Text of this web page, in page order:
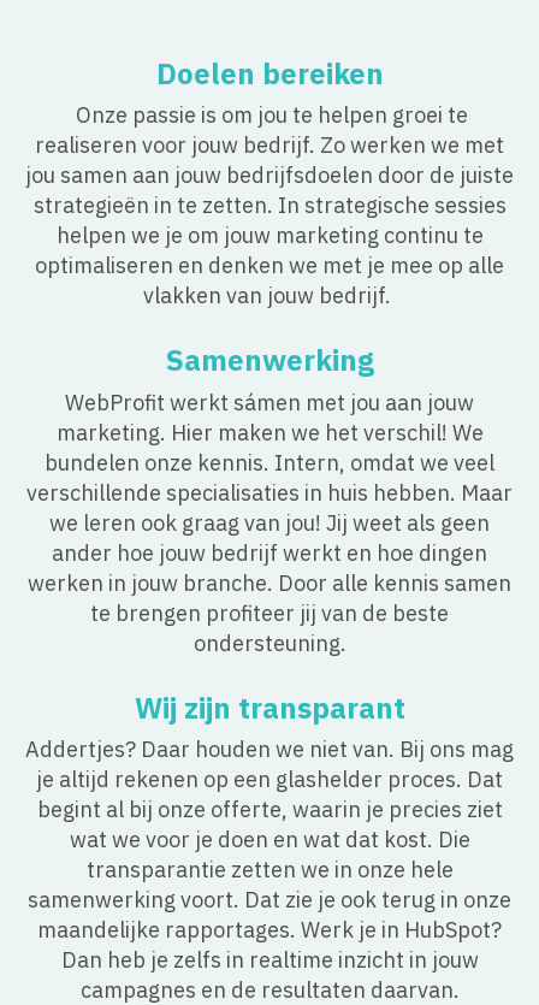
Doelen bereiken
Onze passie is om jou te helpen groei te
realiseren voor jouw bedrijf. Zo werken we met
jou samen aan jouw bedrijfsdoelen door de juiste
strategieën in te zetten. In strategische sessies
helpen we je om jouw marketing continu te
optimaliseren en denken we met je mee op alle
vlakken van jouw bedrijf.
Samenwerking
WebProfit werkt sámen met jou aan jouw
marketing. Hier maken we het verschil! We
bundelen onze kennis. Intern, omdat we veel
verschillende specialisaties in huis hebben. Maar
we leren ook graag van jou! Jij weet als geen
ander hoe jouw bedrijf werkt en hoe dingen
werken in jouw branche. Door alle kennis samen
te brengen profiteer jij van de beste
ondersteuning.
Wij zijn transparant
Addertjes? Daar houden we niet van. Bij ons mag
je altijd rekenen op een glashelder proces. Dat
begint al bij onze offerte, waarin je precies ziet
wat we voor je doen en wat dat kost. Die
transparantie zetten we in onze hele
samenwerking voort. Dat zie je ook terug in onze
maandelijke rapportages. Werk je in HubSpot?
Dan heb je zelfs in realtime inzicht in jouw
campagnes en de resultaten daarvan.